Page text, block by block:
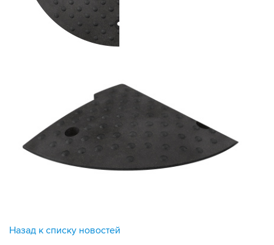
Назад к списку новостей